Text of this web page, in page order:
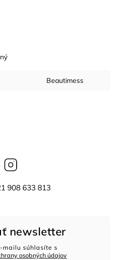
Beautimess
908 633 813‬
newsletter
mailu súhlasíte s
osobných údajov